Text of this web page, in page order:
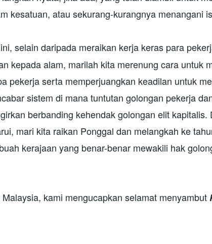
kesatuan, atau sekurang-kurangnya menangani
ini, selain daripada meraikan kerja keras para
kepada alam, marilah kita merenung cara untuk
pekerja serta memperjuangkan keadilan untuk
sistem di mana tuntutan golongan pekerja
berbanding kehendak golongan elit kapitalis.
mari kita raikan Ponggal dan melangkah ke
kerajaan yang benar-benar mewakili hak
kami mengucapkan selamat menyambut